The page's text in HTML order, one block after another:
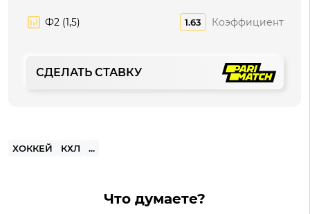
Ф2 (1,5) 1.63 Коэффициент
СДЕЛАТЬ СТАВКУ
ХОККЕЙ КХЛ ...
Что думаете?